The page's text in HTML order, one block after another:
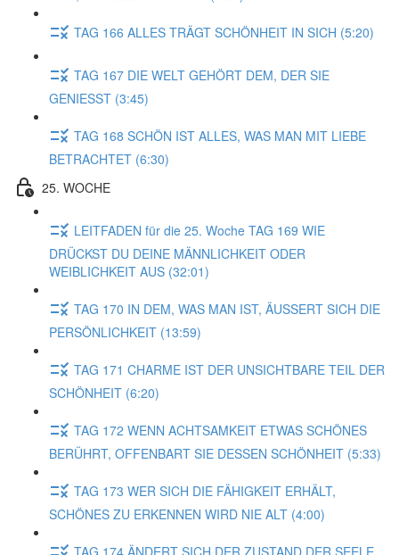
TAG 166 ALLES TRÄGT SCHÖNHEIT IN SICH (5:20)
TAG 167 DIE WELT GEHÖRT DEM, DER SIE
GENIESST (3:45)
TAG 168 SCHÖN IST ALLES, WAS MAN MIT LIEBE
BETRACHTET (6:30)
25. WOCHE
LEITFADEN für die 25. Woche TAG 169 WIE
DRÜCKST DU DEINE MÄNNLICHKEIT ODER
WEIBLICHKEIT AUS (32:01)
TAG 170 IN DEM, WAS MAN IST, ÄUSSERT SICH DIE
PERSÖNLICHKEIT (13:59)
TAG 171 CHARME IST DER UNSICHTBARE TEIL DER
SCHÖNHEIT (6:20)
TAG 172 WENN ACHTSAMKEIT ETWAS SCHÖNES
BERÜHRT, OFFENBART SIE DESSEN SCHÖNHEIT (5:33)
TAG 173 WER SICH DIE FÄHIGKEIT ERHÄLT,
SCHÖNES ZU ERKENNEN WIRD NIE ALT (4:00)
TAG 174 ÄNDERT SICH DER ZUSTAND DER SEELE,